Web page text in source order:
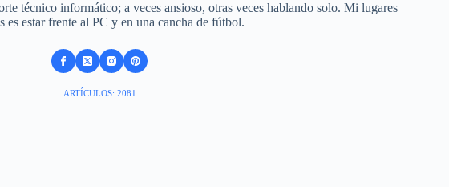
técnico informático; a veces ansioso, otras veces hablando solo. Mi lugares
es estar frente al PC y en una cancha de fútbol.
ARTÍCULOS: 2081